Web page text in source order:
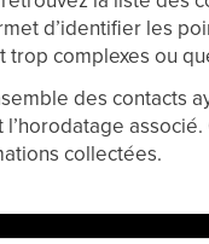
d’identifier les
trop complexes ou
des contacts
l’horodatage
collectées.